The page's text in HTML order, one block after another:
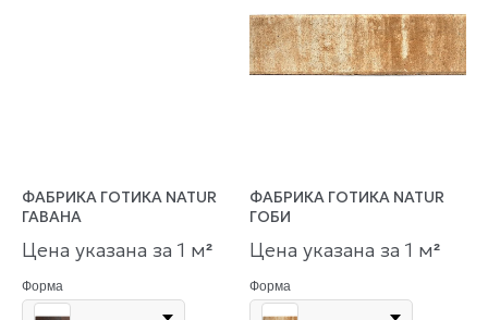
ФАБРИКА ГОТИКА NATUR
ГАВАНА
Цена указана за 1 м²
Форма
ФАБРИКА ГОТИКА NATUR
ГОБИ
Цена указана за 1 м²
Форма